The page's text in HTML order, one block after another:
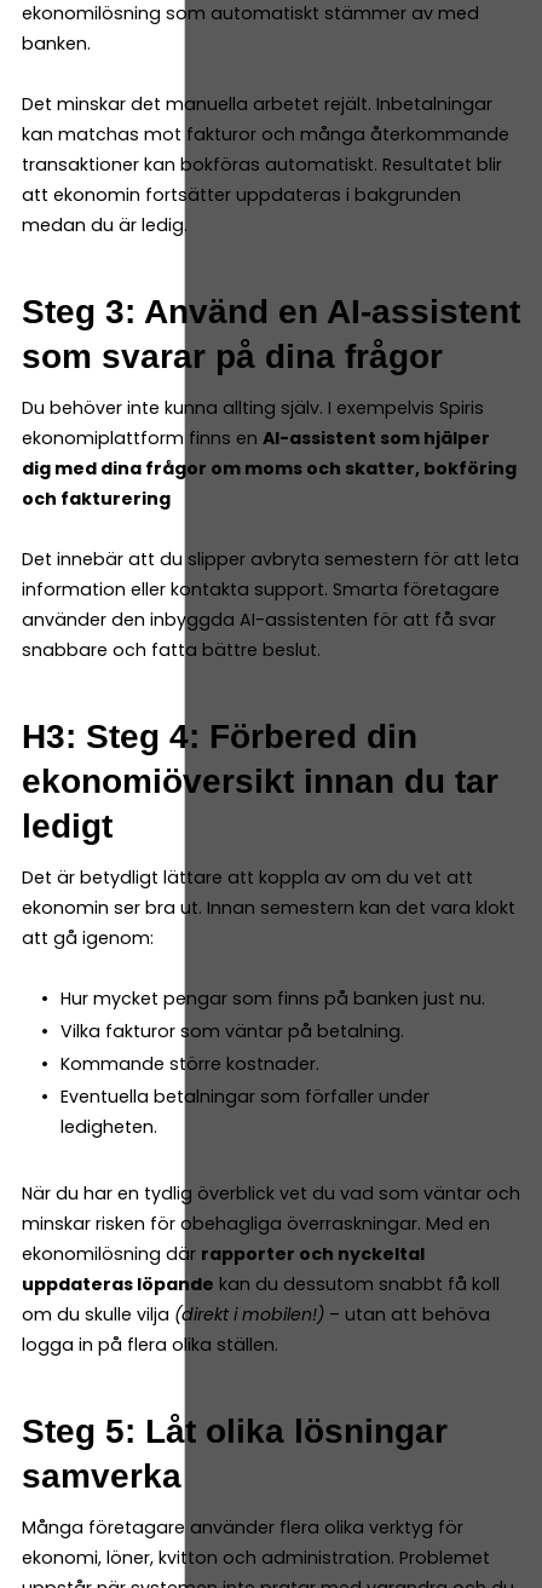
ekonomilösning som automatiskt stämmer av med
banken.
Det minskar det manuella arbetet rejält. Inbetalningar
kan matchas mot fakturor och många återkommande
transaktioner kan bokföras automatiskt. Resultatet blir
att ekonomin fortsätter uppdateras i bakgrunden
medan du är ledig.
Steg 3: Använd en AI-assistent
som svarar på dina frågor
Du behöver inte kunna allting själv. I exempelvis Spiris
ekonomiplattform finns en AI-assistent som hjälper
dig med dina frågor om moms och skatter, bokföring
och fakturering
Det innebär att du slipper avbryta semestern för att leta
information eller kontakta support. Smarta företagare
använder den inbyggda AI-assistenten för att få svar
snabbare och fatta bättre beslut.
H3: Steg 4: Förbered din
ekonomiöversikt innan du tar
ledigt
Det är betydligt lättare att koppla av om du vet att
ekonomin ser bra ut. Innan semestern kan det vara klokt
att gå igenom:
Hur mycket pengar som finns på banken just nu.
Vilka fakturor som väntar på betalning.
Kommande större kostnader.
Eventuella betalningar som förfaller under
ledigheten.
När du har en tydlig överblick vet du vad som väntar och
minskar risken för obehagliga överraskningar. Med en
ekonomilösning där rapporter och nyckeltal
uppdateras löpande kan du dessutom snabbt få koll
om du skulle vilja (direkt i mobilen!) – utan att behöva
logga in på flera olika ställen.
Steg 5: Låt olika lösningar
samverka
Många företagare använder flera olika verktyg för
ekonomi, löner, kvitton och administration. Problemet